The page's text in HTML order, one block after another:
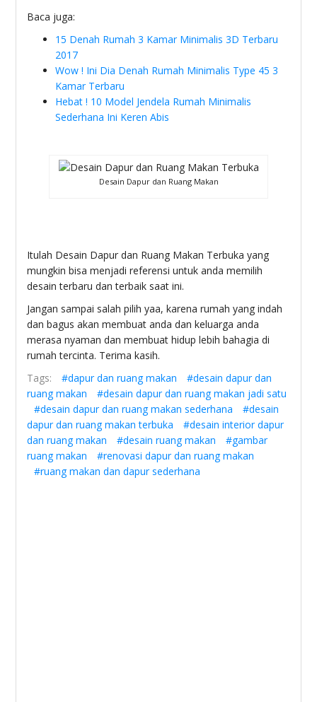
Baca juga:
15 Denah Rumah 3 Kamar Minimalis 3D Terbaru
2017
Wow ! Ini Dia Denah Rumah Minimalis Type 45 3
Kamar Terbaru
Hebat ! 10 Model Jendela Rumah Minimalis
Sederhana Ini Keren Abis
Desain Dapur dan Ruang Makan
Itulah Desain Dapur dan Ruang Makan Terbuka yang
mungkin bisa menjadi referensi untuk anda memilih
desain terbaru dan terbaik saat ini.
Jangan sampai salah pilih yaa, karena rumah yang indah
dan bagus akan membuat anda dan keluarga anda
merasa nyaman dan membuat hidup lebih bahagia di
rumah tercinta. Terima kasih.
Tags:
#dapur dan ruang makan
#desain dapur dan
ruang makan
#desain dapur dan ruang makan jadi satu
#desain dapur dan ruang makan sederhana
#desain
dapur dan ruang makan terbuka
#desain interior dapur
dan ruang makan
#desain ruang makan
#gambar
ruang makan
#renovasi dapur dan ruang makan
#ruang makan dan dapur sederhana